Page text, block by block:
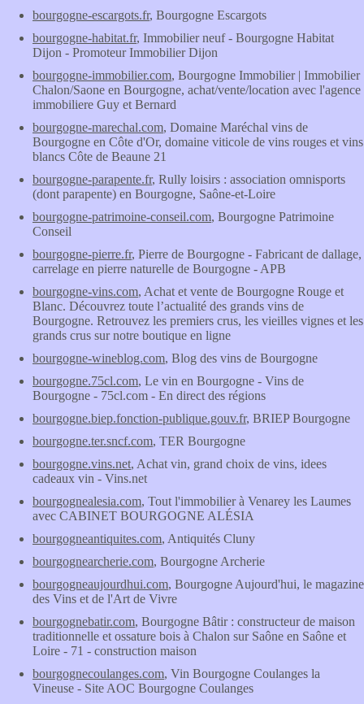
bourgogne-escargots.fr, Bourgogne Escargots
bourgogne-habitat.fr, Immobilier neuf - Bourgogne Habitat
Dijon - Promoteur Immobilier Dijon
bourgogne-immobilier.com, Bourgogne Immobilier | Immobilier
Chalon/Saone en Bourgogne, achat/vente/location avec l'agence
immobiliere Guy et Bernard
bourgogne-marechal.com, Domaine Maréchal vins de
Bourgogne en Côte d'Or, domaine viticole de vins rouges et vins
blancs Côte de Beaune 21
bourgogne-parapente.fr, Rully loisirs : association omnisports
(dont parapente) en Bourgogne, Saône-et-Loire
bourgogne-patrimoine-conseil.com, Bourgogne Patrimoine
Conseil
bourgogne-pierre.fr, Pierre de Bourgogne - Fabricant de dallage,
carrelage en pierre naturelle de Bourgogne - APB
bourgogne-vins.com, Achat et vente de Bourgogne Rouge et
Blanc. Découvrez toute l’actualité des grands vins de
Bourgogne. Retrouvez les premiers crus, les vieilles vignes et les
grands crus sur notre boutique en ligne
bourgogne-wineblog.com, Blog des vins de Bourgogne
bourgogne.75cl.com, Le vin en Bourgogne - Vins de
Bourgogne - 75cl.com - En direct des régions
bourgogne.biep.fonction-publique.gouv.fr, BRIEP Bourgogne
bourgogne.ter.sncf.com, TER Bourgogne
bourgogne.vins.net, Achat vin, grand choix de vins, idees
cadeaux vin - Vins.net
bourgognealesia.com, Tout l'immobilier à Venarey les Laumes
avec CABINET BOURGOGNE ALÉSIA
bourgogneantiquites.com, Antiquités Cluny
bourgognearcherie.com, Bourgogne Archerie
bourgogneaujourdhui.com, Bourgogne Aujourd'hui, le magazine
des Vins et de l'Art de Vivre
bourgognebatir.com, Bourgogne Bâtir : constructeur de maison
traditionnelle et ossature bois à Chalon sur Saône en Saône et
Loire - 71 - construction maison
bourgognecoulanges.com, Vin Bourgogne Coulanges la
Vineuse - Site AOC Bourgogne Coulanges